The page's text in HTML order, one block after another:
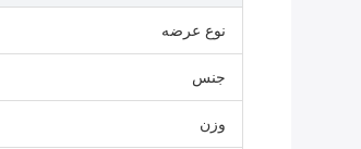
نوع عرضه
جنس
وزن